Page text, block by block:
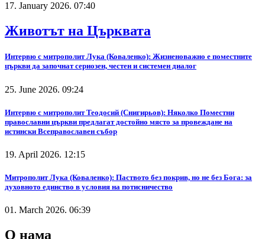
17. January 2026. 07:40
Животът на Църквата
Интервю с митрополит Лука (Коваленко): Жизненоважно е поместните
църкви да започнат сериозен, честен и системен диалог
25. June 2026. 09:24
Интервю с митрополит Теодосий (Снигирьов): Няколко Поместни
православни църкви предлагат достойно място за провеждане на
истински Всеправославен събор
19. April 2026. 12:15
Митрополит Лука (Коваленко): Паството без покрив, но не без Бога: за
духовното единство в условия на потисничество
01. March 2026. 06:39
О нама